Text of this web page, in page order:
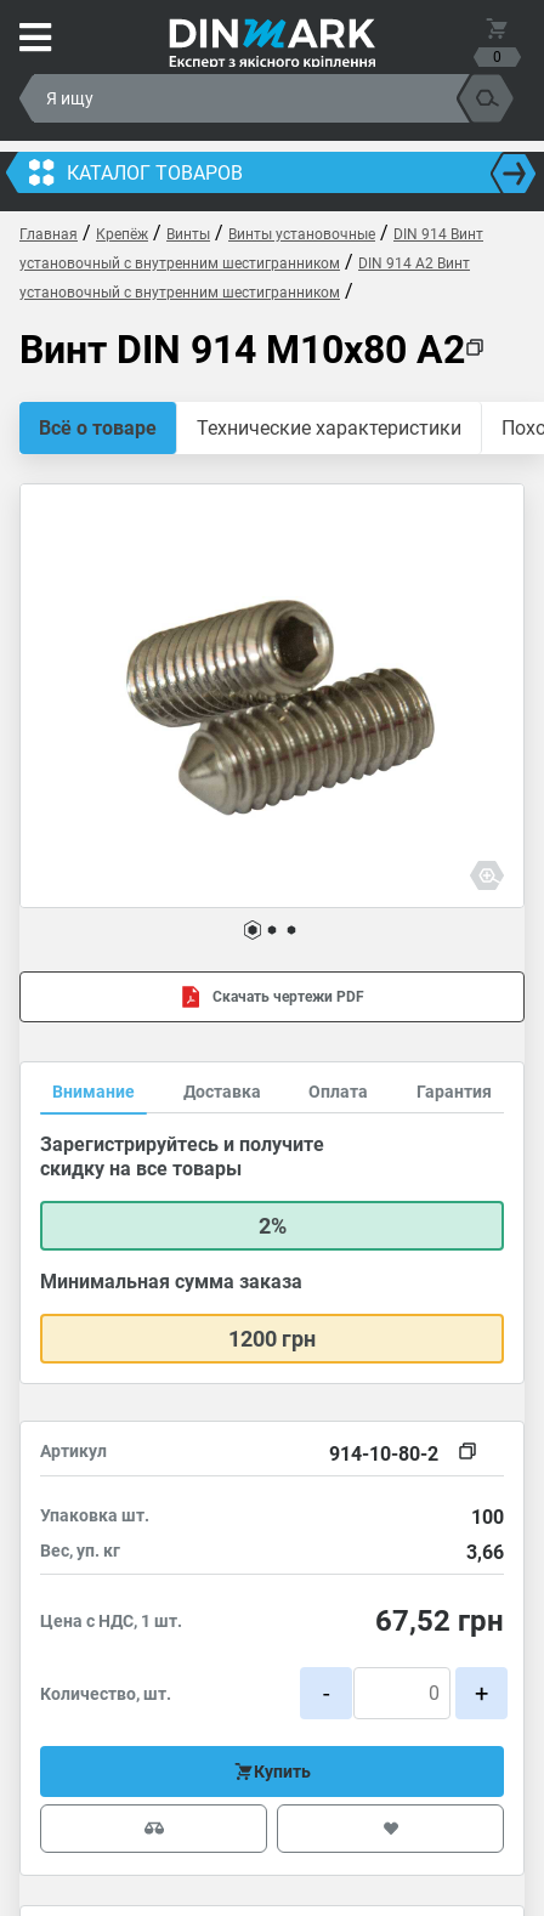
0
КАТАЛОГ ТОВАРОВ
Главная / Крепёж / Винты / Винты установочные / DIN 914 Винт
установочный с внутренним шестигранником / DIN 914 A2 Винт
установочный с внутренним шестигранником /
Винт DIN 914 M10x80 A2
Всё о товаре Технические характеристики
Скачать чертежи PDF
Внимание Доставка Оплата Гарантия
Зарегистрируйтесь и получите
скидку на все товары
2%
Минимальная сумма заказа
1200 грн
Артикул 914-10-80-2
Упаковка шт. 100
Вес, уп. кг 3,66
Цена с НДС, 1 шт. 67,52 грн
Количество, шт. - +
Купить